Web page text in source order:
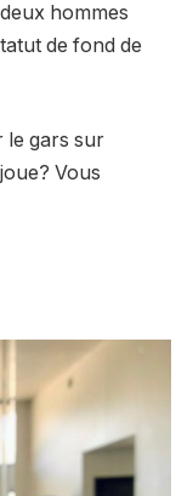
hommes
de fond de
le gars sur
Vous